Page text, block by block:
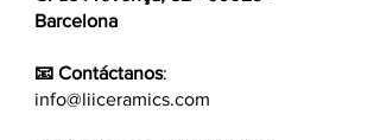
Barcelona
📧 Contáctanos:
info@liiceramics.com